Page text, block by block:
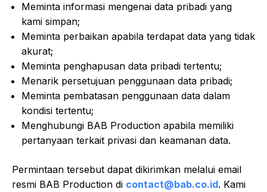
Meminta informasi mengenai data pribadi yang
kami simpan;
Meminta perbaikan apabila terdapat data yang tidak
akurat;
Meminta penghapusan data pribadi tertentu;
Menarik persetujuan penggunaan data pribadi;
Meminta pembatasan penggunaan data dalam
kondisi tertentu;
Menghubungi BAB Production apabila memiliki
pertanyaan terkait privasi dan keamanan data.
Permintaan tersebut dapat dikirimkan melalui email
resmi BAB Production di contact@bab.co.id. Kami